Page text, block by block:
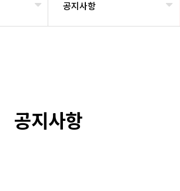
공지사항
공지사항